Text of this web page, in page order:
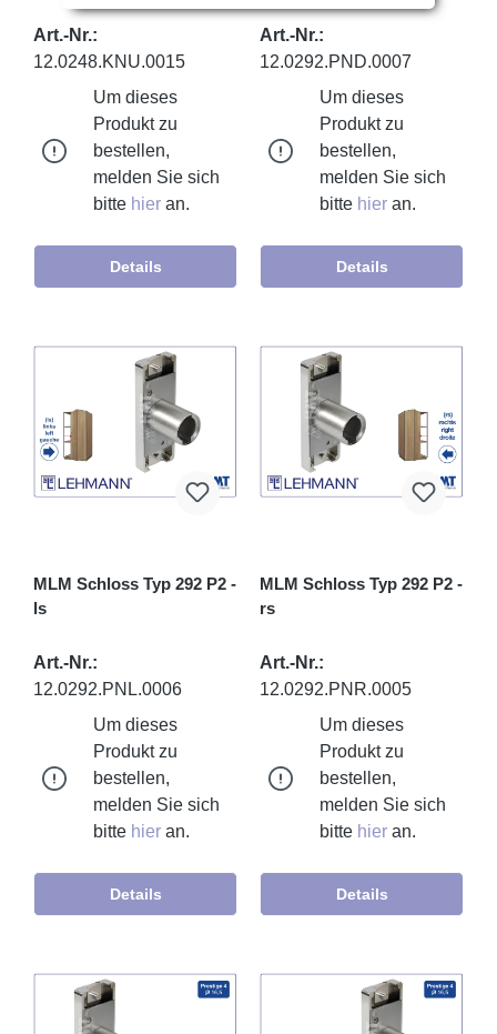
Art.-Nr.:
12.0248.KNU.0015
Um dieses
Produkt zu
bestellen,
melden Sie sich
bitte hier an.
Details
Art.-Nr.:
12.0292.PND.0007
Um dieses
Produkt zu
bestellen,
melden Sie sich
bitte hier an.
Details
MLM Schloss Typ 292 P2 -
ls
Art.-Nr.:
12.0292.PNL.0006
Um dieses
Produkt zu
bestellen,
melden Sie sich
bitte hier an.
Details
MLM Schloss Typ 292 P2 -
rs
Art.-Nr.:
12.0292.PNR.0005
Um dieses
Produkt zu
bestellen,
melden Sie sich
bitte hier an.
Details